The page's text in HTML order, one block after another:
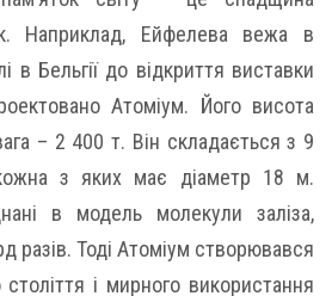
Наприклад, Ейфелева вежа в
в Бельгії до відкриття виставки
Атоміум. Його висота
– 2 400 т. Він складається з 9
з яких має діаметр 18 м.
в модель молекули заліза,
разів. Тоді Атоміум створювався
і мирного використання